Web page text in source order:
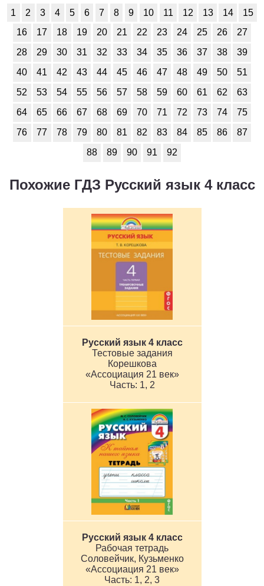
1 2 3 4 5 6 7 8 9 10 11 12 13 14
15
16
17 18 19 20 21 22 23 24 25 26
27
28
29 30 31 32 33 34 35 36 37 38
39
40
41 42 43 44 45 46 47 48 49 50
51
52
53 54 55 56 57 58 59 60 61 62
63
64
65 66 67 68 69 70 71 72 73 74
75
76
77 78 79 80 81 82 83 84 85 86
87
88
89 90 91 92
Похожие ГДЗ Русский язык 4 класс
Русский язык 4 класс
Тестовые задания
Корешкова
«Ассоциация 21 век»
1, 2
Русский язык 4 класс
Рабочая тетрадь
Соловейчик, Кузьменко
«Ассоциация 21 век»
1, 2, 3